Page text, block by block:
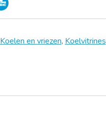
Koelen en vriezen, Koelvitrines